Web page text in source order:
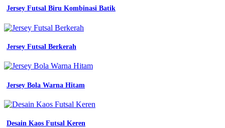
Jersey Futsal Biru Kombinasi Batik
Jersey Futsal Berkerah
Jersey Bola Warna Hitam
Desain Kaos Futsal Keren